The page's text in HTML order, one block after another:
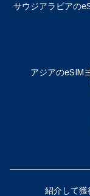
サウジアラビアの
アジアのeSIM
紹介して獲